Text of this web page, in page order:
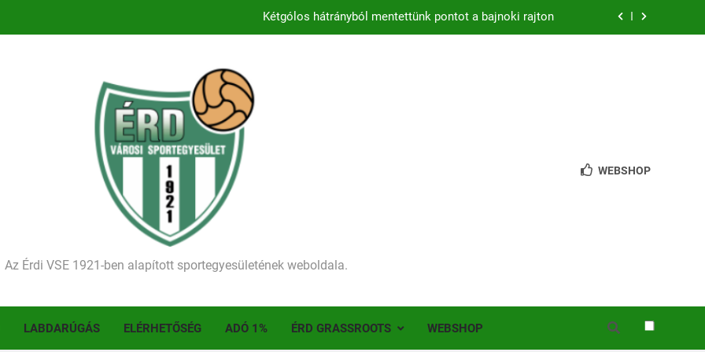
Kétgólos hátrányból mentettünk pontot a bajnoki rajton
Történelmet írt az I. Érdi Football Fesztivál – több mint 200 játékos lépett pályára Érden
Ellenfelünk visszalépése miatt játék nélkül jutottunk tovább a MOL Magyar Kupában
Kezdődik a 2026–2027-es szezon – hazai pályán rajtol az Érdi VSE!
Történelmet írt az I. Érdi Football Fesztivál – több mint 200 játékos lépett pályára Érden
Az Érdi VSE 1921-ben alapított sportegyesületének weboldala.
WEBSHOP
LABDARÚGÁS ELÉRHETŐSÉG ADÓ 1% ÉRD GRASSROOTS WEBSHOP